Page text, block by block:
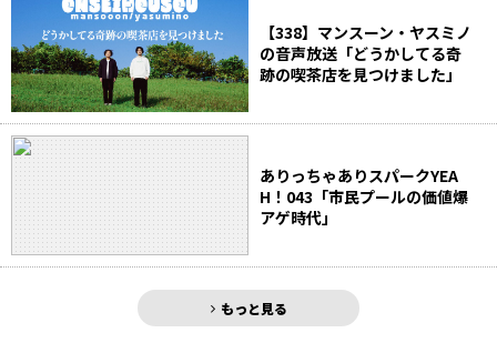
【338】マンスーン・ヤスミノ
の音声放送「どうかしてる奇
跡の喫茶店を見つけました」
ありっちゃありスパークYEA
H！043「市民プールの価値爆
アゲ時代」
もっと見る